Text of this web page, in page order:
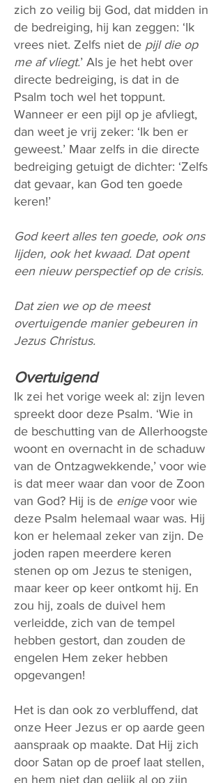
zich zo veilig bij God, dat midden in
de bedreiging, hij kan zeggen: ‘Ik
vrees niet. Zelfs niet de pijl die op
me af vliegt.’ Als je het hebt over
directe bedreiging, is dat in de
Psalm toch wel het toppunt.
Wanneer er een pijl op je afvliegt,
dan weet je vrij zeker: ‘Ik ben er
geweest.’ Maar zelfs in die directe
bedreiging getuigt de dichter: ‘Zelfs
dat gevaar, kan God ten goede
keren!’
God keert alles ten goede, ook ons
lijden, ook het kwaad. Dat opent
een nieuw perspectief op de crisis.
Dat zien we op de meest
overtuigende manier gebeuren in
Jezus Christus.
Overtuigend
Ik zei het vorige week al: zijn leven
spreekt door deze Psalm. ‘Wie in
de beschutting van de Allerhoogste
woont en overnacht in de schaduw
van de Ontzagwekkende,’ voor wie
is dat meer waar dan voor de Zoon
van God? Hij is de enigevoor wie
deze Psalm helemaal waar was. Hij
kon er helemaal zeker van zijn. De
joden rapen meerdere keren
stenen op om Jezus te stenigen,
maar keer op keer ontkomt hij. En
zou hij, zoals de duivel hem
verleidde, zich van de tempel
hebben gestort, dan zouden de
engelen Hem zeker hebben
opgevangen!
Het is dan ook zo verbluffend, dat
onze Heer Jezus er op aarde geen
aanspraak op maakte. Dat Hij zich
door Satan op de proef laat stellen,
en hem niet dan gelijk al op zijn